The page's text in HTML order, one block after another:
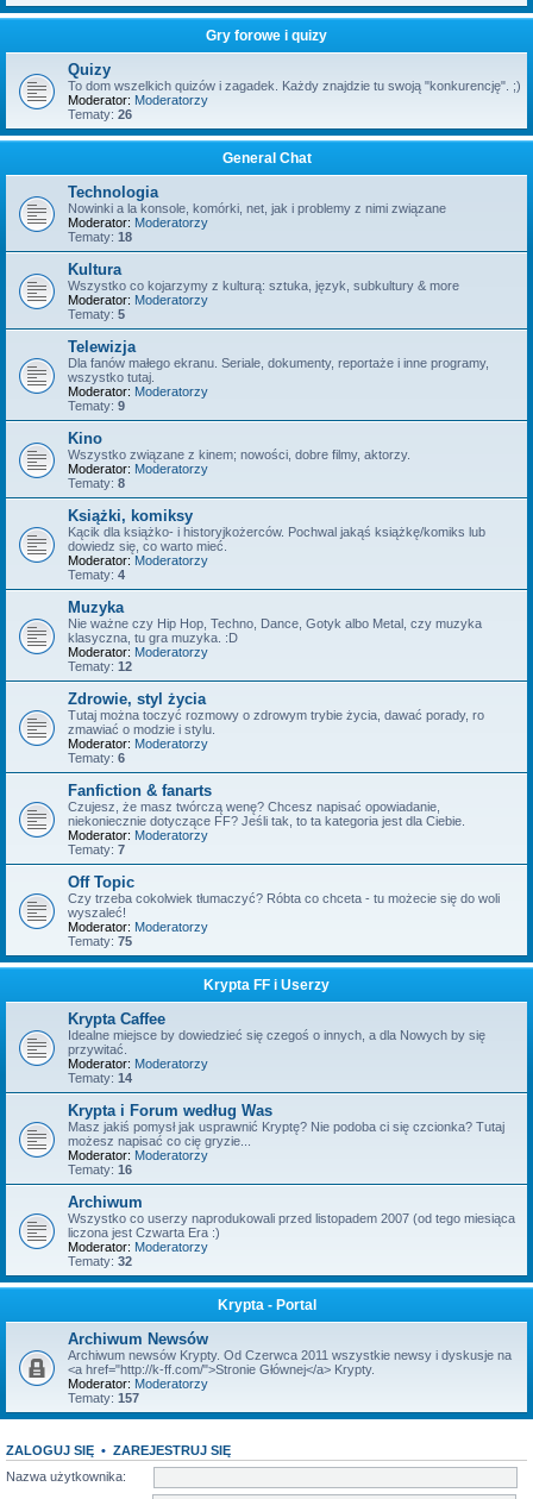
Gry forowe i quizy
Quizy
To dom wszelkich quizów i zagadek. Każdy znajdzie tu swoją "konkurencję". ;)
Moderator: Moderatorzy
Tematy: 26
General Chat
Technologia
Nowinki a la konsole, komórki, net, jak i problemy z nimi związane
Moderator: Moderatorzy
Tematy: 18
Kultura
Wszystko co kojarzymy z kulturą: sztuka, język, subkultury & more
Moderator: Moderatorzy
Tematy: 5
Telewizja
Dla fanów małego ekranu. Seriale, dokumenty, reportaże i inne programy,
wszystko tutaj.
Moderator: Moderatorzy
Tematy: 9
Kino
Wszystko związane z kinem; nowości, dobre filmy, aktorzy.
Moderator: Moderatorzy
Tematy: 8
Książki, komiksy
Kącik dla książko- i historyjkożerców. Pochwal jakąś książkę/komiks lub
dowiedz się, co warto mieć.
Moderator: Moderatorzy
Tematy: 4
Muzyka
Nie ważne czy Hip Hop, Techno, Dance, Gotyk albo Metal, czy muzyka
klasyczna, tu gra muzyka. :D
Moderator: Moderatorzy
Tematy: 12
Zdrowie, styl życia
Tutaj można toczyć rozmowy o zdrowym trybie życia, dawać porady, ro
zmawiać o modzie i stylu.
Moderator: Moderatorzy
Tematy: 6
Fanfiction & fanarts
Czujesz, że masz twórczą wenę? Chcesz napisać opowiadanie,
niekoniecznie dotyczące FF? Jeśli tak, to ta kategoria jest dla Ciebie.
Moderator: Moderatorzy
Tematy: 7
Off Topic
Czy trzeba cokolwiek tłumaczyć? Róbta co chceta - tu możecie się do woli
wyszaleć!
Moderator: Moderatorzy
Tematy: 75
Krypta FF i Userzy
Krypta Caffee
Idealne miejsce by dowiedzieć się czegoś o innych, a dla Nowych by się
przywitać.
Moderator: Moderatorzy
Tematy: 14
Krypta i Forum według Was
Masz jakiś pomysł jak usprawnić Kryptę? Nie podoba ci się czcionka? Tutaj
możesz napisać co cię gryzie...
Moderator: Moderatorzy
Tematy: 16
Archiwum
Wszystko co userzy naprodukowali przed listopadem 2007 (od tego miesiąca
liczona jest Czwarta Era :)
Moderator: Moderatorzy
Tematy: 32
Krypta - Portal
Archiwum Newsów
Archiwum newsów Krypty. Od Czerwca 2011 wszystkie newsy i dyskusje na
<a href="http://k-ff.com/">Stronie Głównej</a> Krypty.
Moderator: Moderatorzy
Tematy: 157
ZALOGUJ SIĘ • ZAREJESTRUJ SIĘ
Nazwa użytkownika: